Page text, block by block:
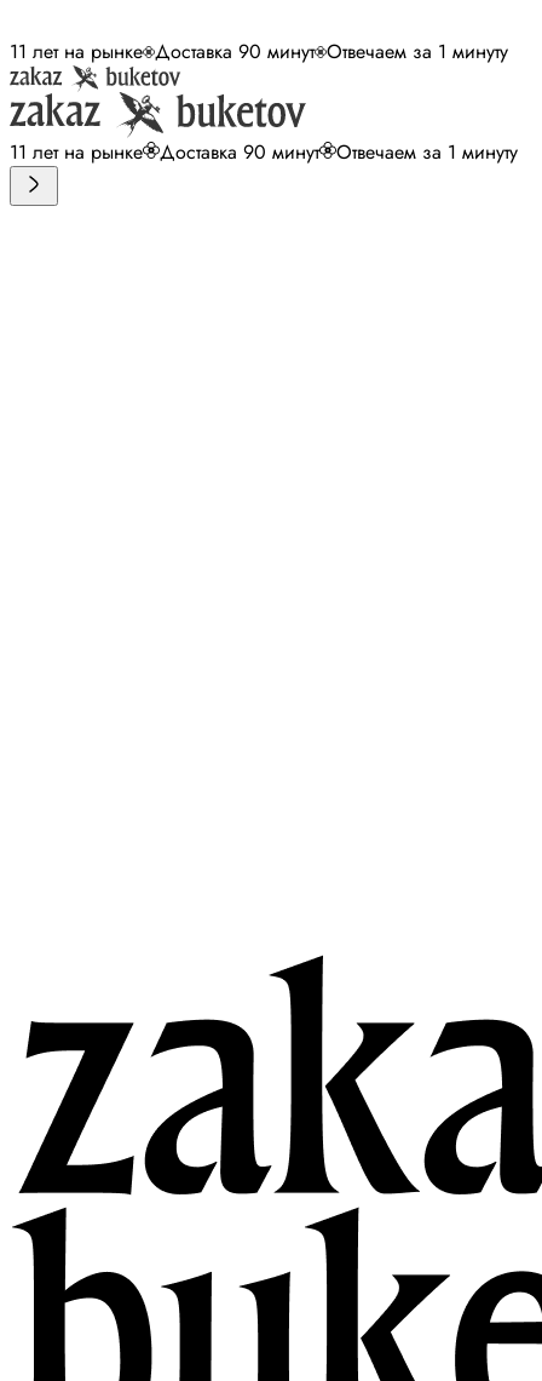
11 лет на рынке Доставка 90 минут Отвечаем за 1 минуту
11 лет на рынке Доставка 90 минут Отвечаем за 1 минуту